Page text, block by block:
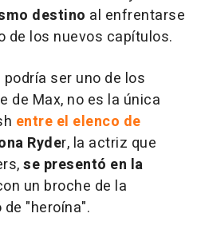
destino al enfrentarse
de los nuevos capítulos.
ser uno de los
de Max, no es la única
entre el elenco de
Ryder, la actriz que
se presentó en la
un broche de la
"heroína".